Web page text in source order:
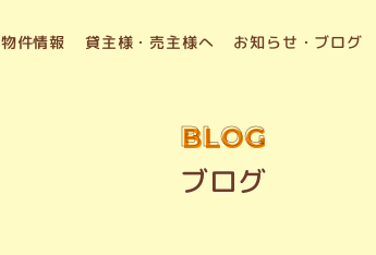
物件情報 貸主様・売主様へ お知らせ・ブログ
BLOG
ブログ